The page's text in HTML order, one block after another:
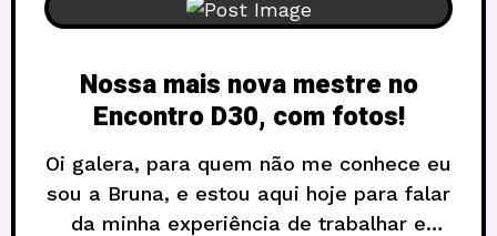
Nossa mais nova mestre no
Encontro D30, com fotos!
Oi galera, para quem não me conhece eu
sou a Bruna, e estou aqui hoje para falar
da minha experiência de trabalhar e